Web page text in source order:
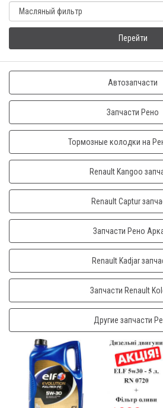
Перейти
Автозапчасти
Запчасти Рено
Тормозные колодки на
Renault Kangoo
Renault Captur
Запчасти Рено
Renault Kadjar
Запчасти Renault
Другие запчасти